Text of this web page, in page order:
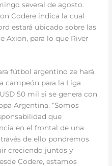
several de agosto.
Codere indica la cual
estará ubicado sobre las
Axion, para lo que River
fútbol argentino ze hará
campeón para la Liga
50 mil si se genera con
Argentina. “Somos
que
en el frontal de una
de ello pondremos
creciendo juntos y
Codere, estamos